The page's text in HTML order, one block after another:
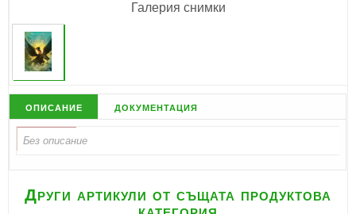
Галерия снимки
описание документация
Други артикули от същата продуктова